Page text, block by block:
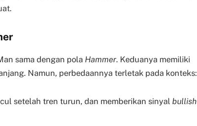
sama dengan pola Hammer. Keduanya memiliki
Namun, perbedaannya terletak pada konteks:
setelah tren turun, dan memberikan sinyal bullish